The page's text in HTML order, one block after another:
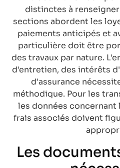
distinctes à
sections abordent les
paiements anticipés et
particulière doit être
des travaux par nature.
d'entretien, des intérêts
d'assurance
méthodique. Pour les
les données concernant
frais associés doivent
Les